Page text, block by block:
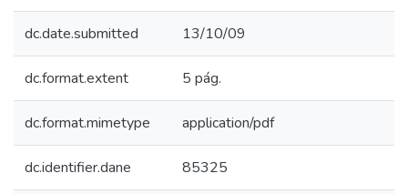
dc.date.submitted 13/10/09
dc.format.extent 5 pág.
dc.format.mimetype application/pdf
dc.identifier.dane 85325